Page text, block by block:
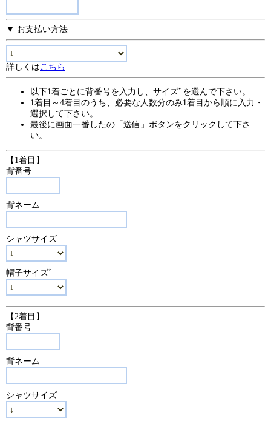
▼ お支払い方法
詳しくはこちら
以下1着ごとに背番号を入力し、サイズﾞを選んで下さい。
1着目～4着目のうち、必要な人数分のみ1着目から順に入力・
選択して下さい。
最後に画面一番したの「送信」ボタンをクリックして下さ
い。
【1着目】
背番号
背ネーム
シャツサイズ
帽子サイズﾞ
【2着目】
背番号
背ネーム
シャツサイズ